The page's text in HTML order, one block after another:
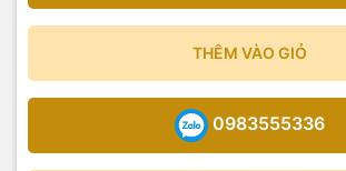
THÊM VÀO GIỎ
0983555336